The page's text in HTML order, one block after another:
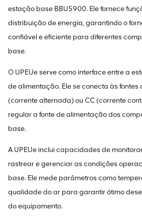
estação base BBU5900. Ele fornece
distribuição de energia, garantindo o
confiável e eficiente para diferentes
base.
O UPEUe serve como interface entre a
de alimentação. Ele se conecta às fontes
(corrente alternada) ou CC (corrente
regular a fonte de alimentação dos
base.
A UPEUe inclui capacidades de
rastrear e gerenciar as condições
base. Ele mede parâmetros como
qualidade do ar para garantir ótimo
do equipamento.